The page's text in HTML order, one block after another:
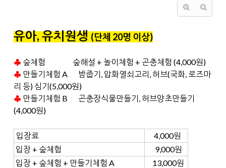
유아, 유치원생(단체 20명 이상)
♣ 숲체험 숲해설 + 놀이체험 + 곤충체험 (4,000원)
♣ 만들기체험 A 밤줍기, 압화열쇠고리, 허브(국화, 로즈마
리 등) 심기(5,000원)
♣ 만들기체험 B 곤충장식물만들기, 허브양초만들기
(4,000원)
입장료
4,000원
입장 + 숲체험
9,000원
입장 + 숲체험 + 만들기체험 A
13,000원